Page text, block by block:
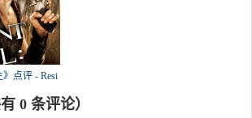
》点评 - Resi
0 条评论）